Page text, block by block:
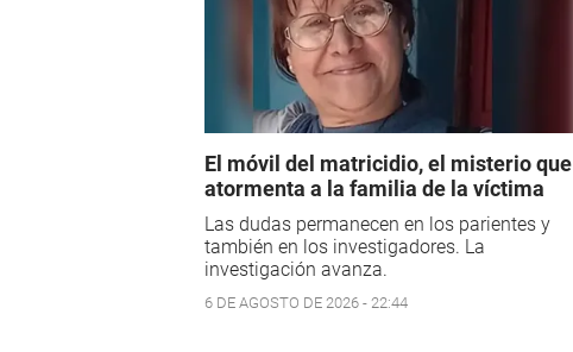
El móvil del matricidio, el misterio que
atormenta a la familia de la víctima
Las dudas permanecen en los parientes y
también en los investigadores. La
investigación avanza.
6 DE AGOSTO DE 2026 - 22:44